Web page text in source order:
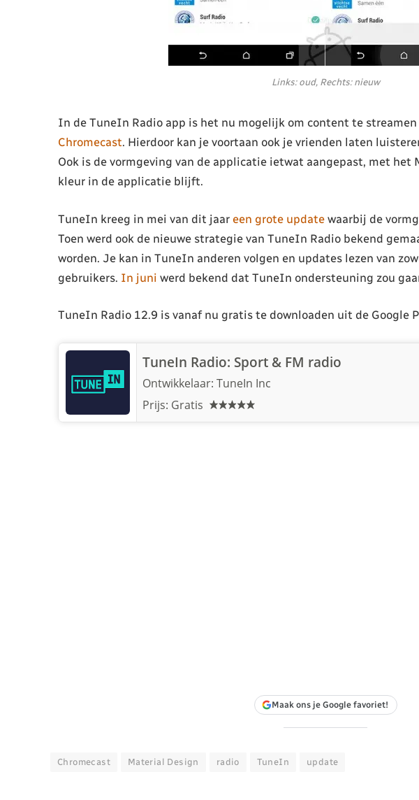
Links: oud, Rechts: nieuw
In de TuneIn Radio app is het nu mogelijk om content te
Chromecast. Hierdoor kan je voortaan ook je vrienden laten
Ook is de vormgeving van de applicatie ietwat aangepast, met het
kleur in de applicatie blijft.
TuneIn kreeg in mei van dit jaareen grote updatewaarbij de
Toen werd ook de nieuwe strategie van TuneIn Radio bekend
worden. Je kan in TuneIn anderen volgen en updates lezen van
gebruikers. In juni werd bekend dat TuneIn ondersteuning zou
TuneIn Radio 12.9 is vanaf nu gratis te downloaden uit de Google
TuneIn Radio: Sport & FM radio
Ontwikkelaar: TuneIn Inc
Prijs: Gratis
Maak ons je Google favoriet!
Chromecast Material Design radio TuneIn update